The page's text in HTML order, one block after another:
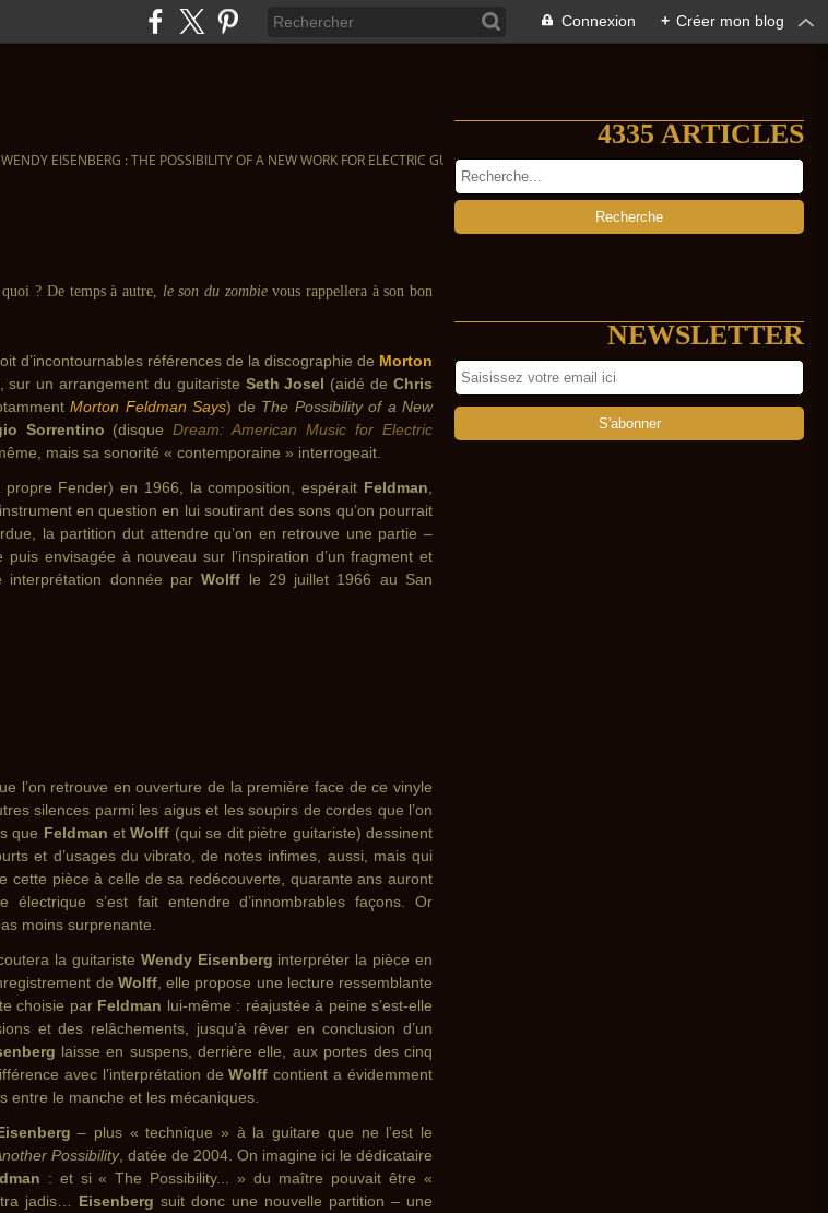
Connexion + Créer mon blog
EISENBERG : THE POSSIBILITY OF A NEW WORK FOR ELECTRIC GUITAR
? De temps à autre, le son du zombievous rappellera à son bon
d’incontournables références de la discographie de Morton
sur un arrangement du guitariste Seth Josel (aidé deChris
Morton Feldman Says) de The Possibility of a New
Sorrentino (disqueDream: American Music for Electric
mais sa sonorité « contemporaine » interrogeait.
propre Fender) en 1966, la composition, espérait Feldman
en question en lui soutirant des sons qu’on pourrait
la partition dut attendre qu’on en retrouve une partie –
envisagée à nouveau sur l’inspiration d’un fragment et
interprétation donnée parWolff le 29 juillet 1966 au San
l’on retrouve en ouverture de la première face de ce vinyle
silences parmi les aigus et les soupirs de cordes que l’on
que FeldmanetWolff (qui se dit piètre guitariste) dessinent
et d’usages du vibrato, de notes infimes, aussi, mais qui
cette pièce à celle de sa redécouverte, quarante ans auront
électrique s’est fait entendre d’innombrables façons. Or
moins surprenante.
la guitariste Wendy Eisenberg interpréter la pièce en
de Wolff, elle propose une lecture ressemblante
choisie par Feldman lui-même : réajustée à peine s’est-elle
et des relâchements, jusqu’à rêver en conclusion d’un
laisse en suspens, derrière elle, aux portes des cinq
avec l’interprétation deWolffcontient a évidemment
entre le manche et les mécaniques.
– plus « technique » à la guitare que ne l’est le
Possibility, datée de 2004. On imagine ici le dédicataire
: et si « The Possibility... » du maître pouvait être «
jadis… Eisenberg suit donc une nouvelle partition – une
4335 ARTICLES
NEWSLETTER